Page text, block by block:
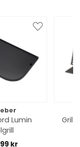
Lumin
kr